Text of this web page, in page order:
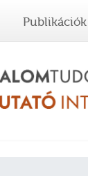
Publikációk